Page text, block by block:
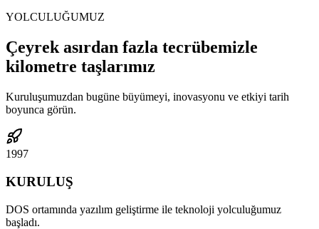
YOLCULUĞUMUZ
Çeyrek asırdan fazla tecrübemizle
kilometre taşlarımız
Kuruluşumuzdan bugüne büyümeyi, inovasyonu ve etkiyi tarih
boyunca görün.
1997
KURULUŞ
DOS ortamında yazılım geliştirme ile teknoloji yolculuğumuz
başladı.